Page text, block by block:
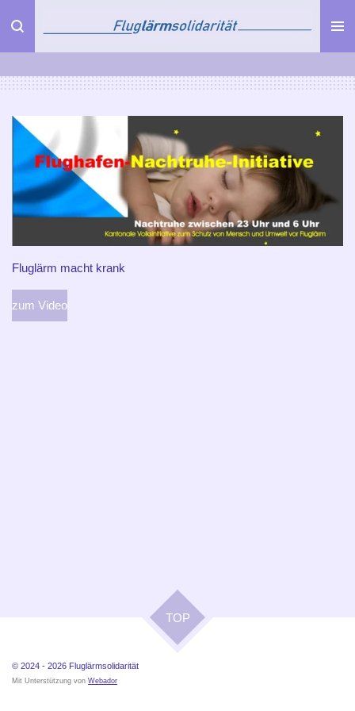
Zum
Hauptinhalt
springen
Fluglärm macht krank
zum Video
TOP
© 2024 - 2026 Fluglärmsolidarität
Mit Unterstützung von Webador